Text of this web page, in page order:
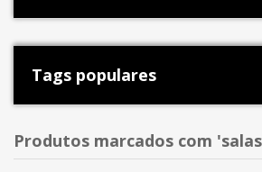
Tags populares
Produtos marcados com